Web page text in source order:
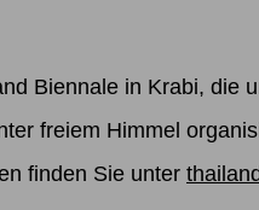
Biennale in Krabi, die
freiem Himmel
finden Sie unter